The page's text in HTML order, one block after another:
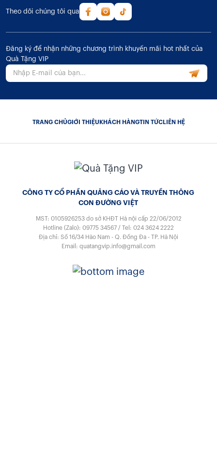
Theo dõi chúng tôi qua
Đăng ký để nhận những chương trình khuyến mãi hot nhất của
Quà Tặng VIP
TRANG CHỦGIỚI THIỆU KHÁCH HÀNGTIN TỨCLIÊN HỆ
CÔNG TY CỔ PHẦN QUẢNG CÁO VÀ TRUYỀN THÔNG
CON ĐƯỜNG VIỆT
MST: 0105926253 do sở KHĐT Hà nội cấp 22/06/2012
Hotline (Zalo): 09775 34567 / Tel: 024 3624 2222
Địa chỉ: Số 16/34 Hào Nam - Q. Đống Đa - TP. Hà Nội
Email: quatangvip.info@gmail.com